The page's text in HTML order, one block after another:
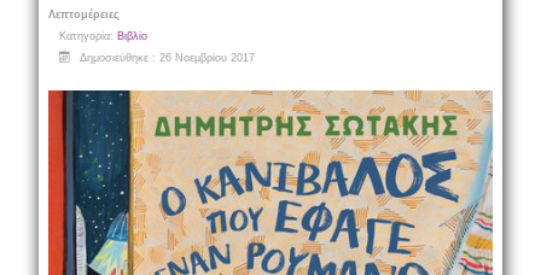
Λεπτομέρειες
Κατηγορία: Βιβλίο
Δημοσιεύθηκε : 26 Νοεμβρίου 2017